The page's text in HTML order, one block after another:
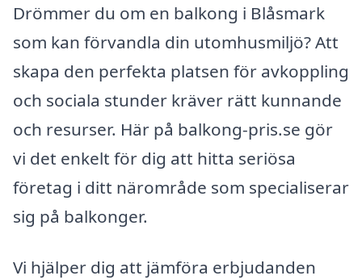
Drömmer du om en balkong i Blåsmark
som kan förvandla din utomhusmiljö? Att
skapa den perfekta platsen för avkoppling
och sociala stunder kräver rätt kunnande
och resurser. Här på balkong-pris.se gör
vi det enkelt för dig att hitta seriösa
företag i ditt närområde som specialiserar
sig på balkonger.
Vi hjälper dig att jämföra erbjudanden